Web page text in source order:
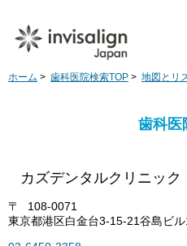
ホーム > 歯科医院検索TOP > 地図とリ
歯科医
カズデンタルクリニック
〒
108-0071
東京都港区白金台3-15-21谷島ビ